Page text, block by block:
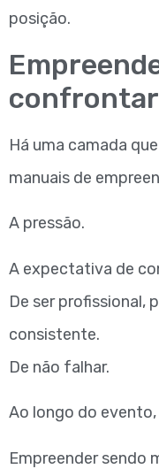
posição.
Há uma camada
manuais de
A pressão.
A expectativa de
De ser profissional,
consistente.
De não falhar.
Ao longo do
Empreender sendo